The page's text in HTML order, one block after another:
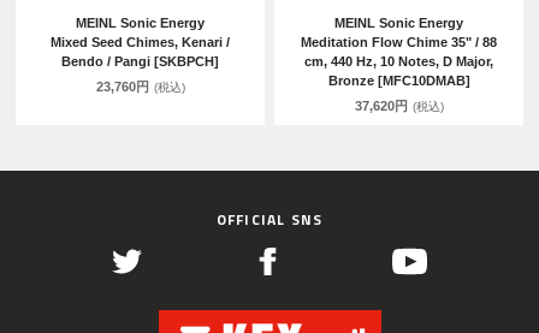
MEINL Sonic Energy
Mixed Seed Chimes, Kenari /
Bendo / Pangi [SKBPCH]
23,760円 (税込)
MEINL Sonic Energy
Meditation Flow Chime 35" / 88
cm, 440 Hz, 10 Notes, D Major,
Bronze [MFC10DMAB]
37,620円 (税込)
OFFICIAL SNS